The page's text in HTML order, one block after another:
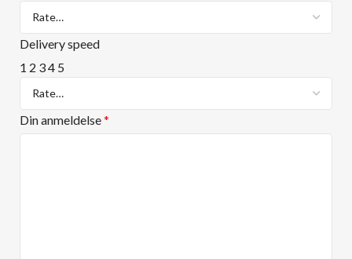
Delivery speed
1 2 34 5
Din anmeldelse*